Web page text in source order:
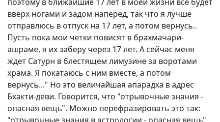
вверх ногами и задом наперед, так что я лучше
отправлюсь в отпуск на 17 лет, а потом вернусь..
Пусть пока мои четки повисят в брахмачари-
ашраме, я их заберу через 17 лет. А сейчас меня
ждет Сатурн в блестящем лимузине за воротами
храма. Я покатаюсь с ним вместе, а потом
вернусь..." Но это величайшая апарадха в адрес
Бхакти-деви. Говорится, что "отрывочные знания -
опасная вещь". Можно перефразировать это так:
"отрывочные знания в астрологии - опасная вещь".